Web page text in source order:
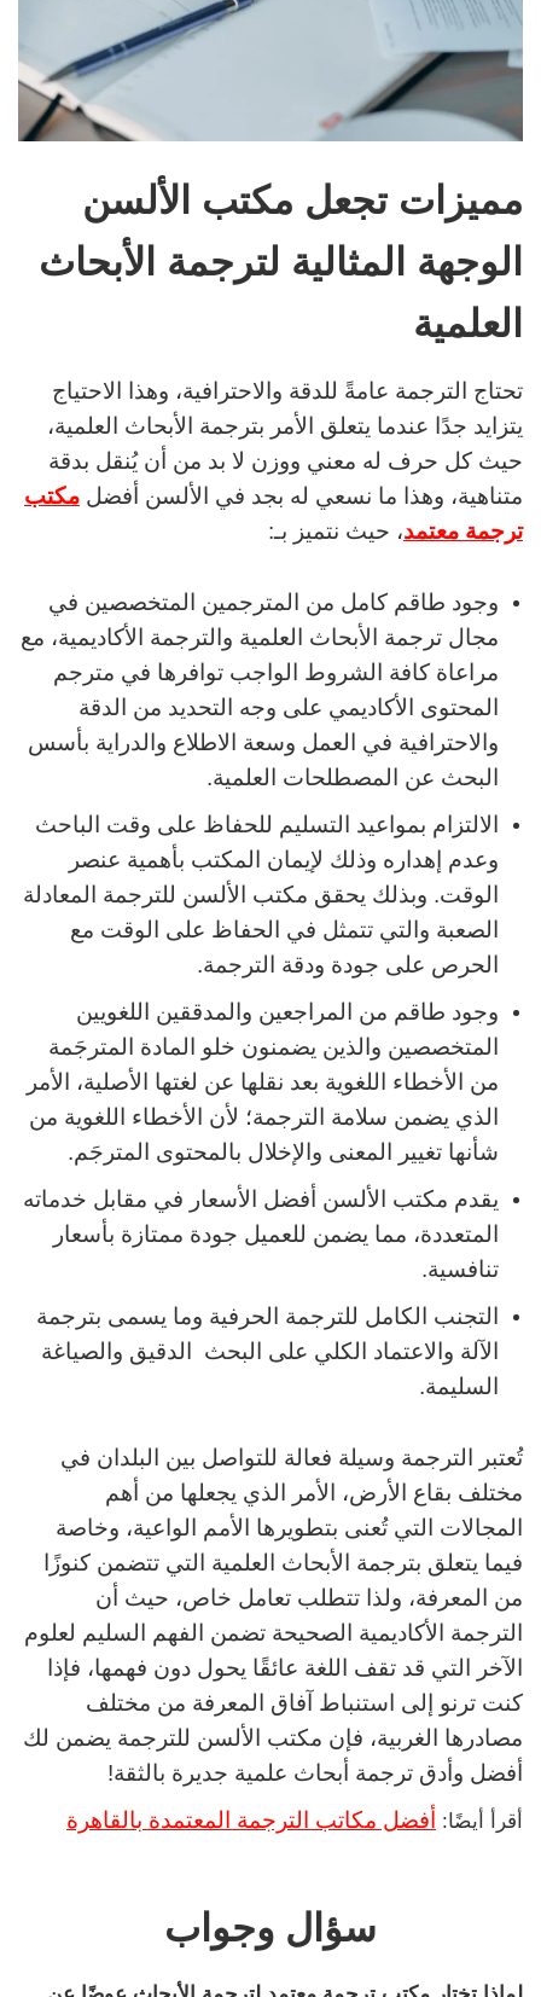
مميزات تجعل مكتب الألسن
الوجهة المثالية لترجمة الأبحاث
العلمية
تحتاج الترجمة عامةً للدقة والاحترافية، وهذا الاحتياج
يتزايد جدًا عندما يتعلق الأمر بترجمة الأبحاث العلمية،
حيث كل حرف له معني ووزن لا بد من أن يُنقل بدقة
متناهية، وهذا ما نسعي له بجد في الألسن أفضل مكتب
ترجمة معتمد، حيث نتميز بـ:
وجود طاقم كامل من المترجمين المتخصصين في
مجال ترجمة الأبحاث العلمية والترجمة الأكاديمية، مع
مراعاة كافة الشروط الواجب توافرها في مترجم
المحتوى الأكاديمي على وجه التحديد من الدقة
والاحترافية في العمل وسعة الاطلاع والدراية بأسس
البحث عن المصطلحات العلمية.
الالتزام بمواعيد التسليم للحفاظ على وقت الباحث
وعدم إهداره وذلك لإيمان المكتب بأهمية عنصر
الوقت. وبذلك يحقق مكتب الألسن للترجمة المعادلة
الصعبة والتي تتمثل في الحفاظ على الوقت مع
الحرص على جودة ودقة الترجمة.
وجود طاقم من المراجعين والمدققين اللغويين
المتخصصين والذين يضمنون خلو المادة المترجَمة
من الأخطاء اللغوية بعد نقلها عن لغتها الأصلية، الأمر
الذي يضمن سلامة الترجمة؛ لأن الأخطاء اللغوية من
شأنها تغيير المعنى والإخلال بالمحتوى المترجَم.
يقدم مكتب الألسن أفضل الأسعار في مقابل خدماته
المتعددة، مما يضمن للعميل جودة ممتازة بأسعار
تنافسية.
التجنب الكامل للترجمة الحرفية وما يسمى بترجمة
الآلة والاعتماد الكلي على البحث الدقيق والصياغة
السليمة.
تُعتبر الترجمة وسيلة فعالة للتواصل بين البلدان في
مختلف بقاع الأرض، الأمر الذي يجعلها من أهم
المجالات التي تُعنى بتطويرها الأمم الواعية، وخاصة
فيما يتعلق بترجمة الأبحاث العلمية التي تتضمن كنوزًا
من المعرفة، ولذا تتطلب تعامل خاص، حيث أن
الترجمة الأكاديمية الصحيحة تضمن الفهم السليم لعلوم
الآخر التي قد تقف اللغة عائقًا يحول دون فهمها، فإذا
كنت ترنو إلى استنباط آفاق المعرفة من مختلف
مصادرها الغربية، فإن مكتب الألسن للترجمة يضمن لك
أفضل وأدق ترجمة أبحاث علمية جديرة بالثقة!
أقرأ أيضًا: أفضل مكاتب الترجمة المعتمدة بالقاهرة
سؤال وجواب